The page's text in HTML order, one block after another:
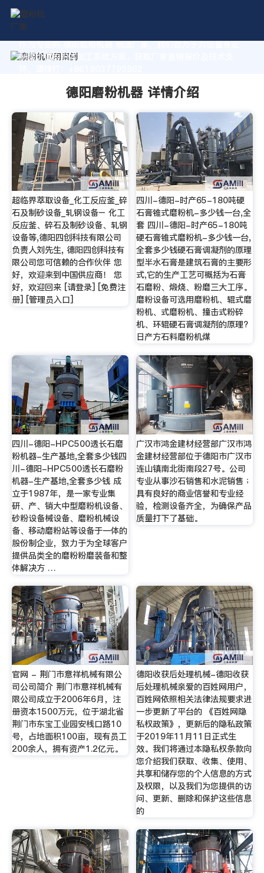
作为专业的 德阳磨粉机器 制造厂家，我们致力于为您量身定
制高价值的粉体加工系统方案。获取厂家直销报价及技术支
德阳磨粉机器 详情介绍
超临界萃取设备_化工反应釜_碎
石及制砂设备_轧钢设备– 化工
反应釜、碎石及制砂设备、轧钢
设备等,德阳四创科技有限公司
负责人刘先生, 德阳四创科技有
限公司您可信赖的合作伙伴 您
好，欢迎来到中国供应商！ 您
好，欢迎回来 [请登录] [免费注
册] [管理员入口]
四川-德阳-时产65-180吨硬
石膏锥式磨粉机-多少钱一台,全
套 四川-德阳-时产65-180吨
硬石膏锥式磨粉机-多少钱一台,
全套多少钱硬石膏调凝剂的原理
型半水石膏是建筑石膏的主要形
式,它的生产工艺可概括为石膏
石磨粉、煅烧、粉磨三大工序。
磨粉设备可选用磨粉机、辊式磨
粉机、式磨粉机、撞击式粉碎
机、环辊硬石膏调凝剂的原理?
日产方石料磨粉机煤
四川-德阳-HPC500透长石磨
粉机器-生产基地,全套多少钱四
川-德阳-HPC500透长石磨粉
机器-生产基地,全套多少钱 成
立于1987年，是一家专业集
研、产、销大中型磨粉机设备、
砂粉设备械设备、磨粉机械设
备、移动磨粉站等设备于一体的
股份制企业，致力于为全球客户
提供品类全的磨粉粉磨装备和整
体解决方 …
广汉市鸿金建材经营部广汉市鸿
金建材经营部位于德阳市广汉市
连山镇南北街南段27号。公司
专业从事沙石销售和水泥销售﹔
具有良好的商业信誉和专业经
验，检测设备齐全，为确保产品
质量打下了基础。
官网 - 荆门市意祥机械有限公
司公司简介 荆门市意祥机械有
限公司成立于2006年6月，注
册资本1500万元，位于湖北省
荆门市东宝工业园安栈口路10
号，占地面积100亩，现有员工
200余人，拥有资产1.2亿元。
德阳收获后处理机械-德阳收获
后处理机械亲爱的百姓网用户，
百姓网依照相关法律法规要求进
一步更新了平台的 《百姓网隐
私权政策》，更新后的隐私政策
于2019年11月11日正式生
效。我们将通过本隐私权条款向
您介绍我们获取、收集、使用、
共享和储存您的个人信息的方式
及权限，以及我们为您提供的访
问、更新、删除和保护这些信息
的